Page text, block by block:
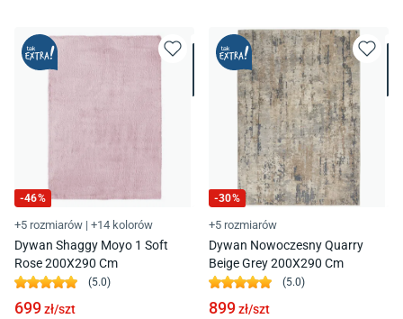
-46%
+5 rozmiarów | +14 kolorów
Dywan Shaggy Moyo 1 Soft
Rose 200X290 Cm
(5.0)
699zł/szt
-30%
+5 rozmiarów
Dywan Nowoczesny Quarry
Beige Grey 200X290 Cm
(5.0)
899zł/szt